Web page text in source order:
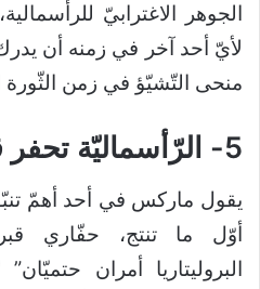
الجوهر الاغترابيّ
لأيّ أحد آخر في زمنه أن
منحى التّشيّؤ في زمن الثّورة
5- الرّأسماليّة تحفر قبرها:
يقول ماركس في أحد أهمّ
أوّل ما تنتج، حفّاري
البروليتاريا أمران حتميّان”